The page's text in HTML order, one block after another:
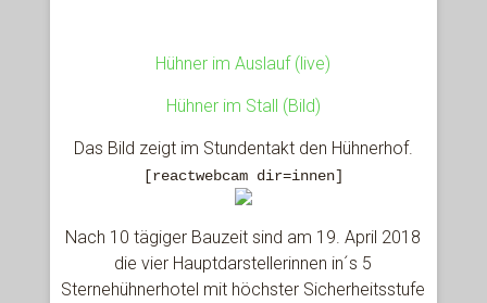
Hühner im Auslauf (live)
Hühner im Stall (Bild)
Das Bild zeigt im Stundentakt den Hühnerhof.
[reactwebcam dir=innen]
Nach 10 tägiger Bauzeit sind am 19. April 2018
die vier Hauptdarstellerinnen in´s 5
Sternehühnerhotel mit höchster Sicherheitsstufe